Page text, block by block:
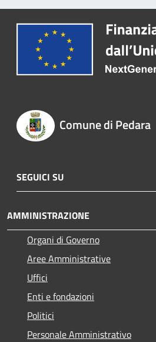
Comune di Pedara
SEGUICI SU
AMMINISTRAZIONE
Organi di Governo
Aree Amministrative
Uffici
Enti e fondazioni
Politici
Personale Amministrativo